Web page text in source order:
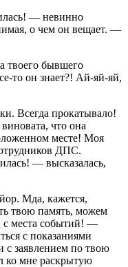
— невинно
о чем он вещает. —
твоего бывшего
то он знает?! Ай-яй-яй,
Всегда прокатывало!
виновата, что она
месте! Моя
ДПС.
— высказалась,
Мда, кажется,
твою память, можем
с места событий! —
с показаниями
с заявлением по твою
ко мне раскрытую